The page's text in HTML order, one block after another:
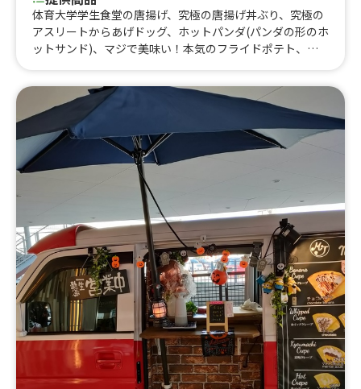
体育大学学生食堂の唐揚げ、究極の唐揚げ丼ぶり、究極の
アスリートからあげドッグ、ホットパンダ(パンダの形のホ
ットサンド)、マジで美味い！本気のフライドポテト、卵
供縁日(キャラクターすくい、くじ引き等)、クレープ